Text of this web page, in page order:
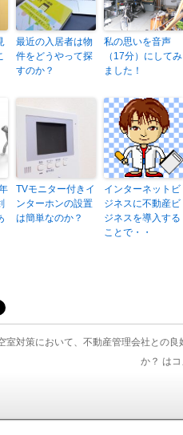
最近の入居者は物
件をどうやって探
すのか？
私の思いを音声
（17分）にしてみ
ました！
TVモニター付きイ
ンターホンの設置
は簡単なのか？
インターネットビ
ジネスに不動産ビ
ジネスを導入する
ことで・・
室対策において、不動産管理会社との
か？ は